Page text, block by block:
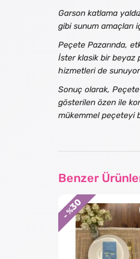
Garson katlama
gibi sunum amaçları
Peçete Pazarında,
İster klasik bir beyaz
hizmetleri de
Sonuç olarak, Peçete
gösterilen özen ile
mükemmel peçeteyi
Benzer
- %
30